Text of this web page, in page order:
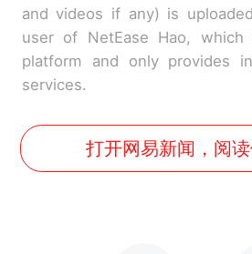
and videos if any) is
user of NetEase Hao,
platform and only provides
services.
打开网易新闻，阅